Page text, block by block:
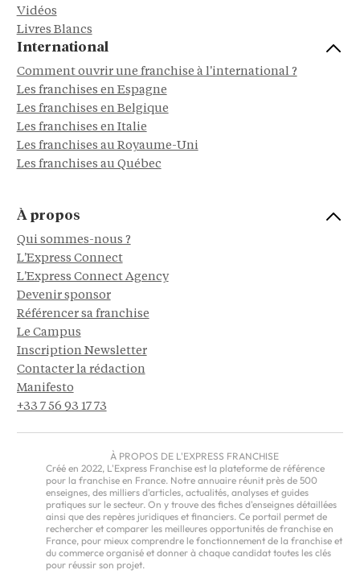
Vidéos
Livres Blancs
International
Comment ouvrir une franchise à l'international ?
Les franchises en Espagne
Les franchises en Belgique
Les franchises en Italie
Les franchises au Royaume-Uni
Les franchises au Québec
À propos
Qui sommes-nous ?
L'Express Connect
L'Express Connect Agency
Devenir sponsor
Référencer sa franchise
Le Campus
Inscription Newsletter
Contacter la rédaction
Manifesto
+33 7 56 93 17 73
À PROPOS DE L'EXPRESS FRANCHISE
Créé en 2022, L'Express Franchise est la plateforme de référence
pour la franchise en France. Notre annuaire réunit près de 500
enseignes, des milliers d'articles, actualités, analyses et guides
pratiques sur le secteur. On y trouve des fiches d'enseignes détaillées
ainsi que des repères juridiques et financiers. Ce portail permet de
rechercher et comparer les meilleures opportunités de franchise en
France, pour mieux comprendre le fonctionnement de la franchise et
du commerce organisé et donner à chaque candidat toutes les clés
pour réussir son projet.